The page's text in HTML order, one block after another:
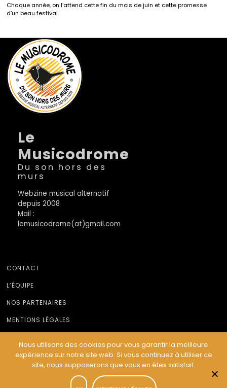
Chaque année, on l’attend cette fin du mois de juin et cette promesse
d’un beau festival
Le
Musicodrome
Du son hors des
murs
Webzine musical alternatif
depuis 2008
Mail :
lemusicodrome(at)gmail.com
CONTACT
L’ÉQUIPE
NOS PARTENAIRES
MENTIONS LÉGALES
© Le Musicodrome 2022 - Webdesign :Cereal Concept
Nous utilisons des cookies pour vous garantir la meilleure
expérience sur notre site web. Si vous continuez à utiliser ce
site, nous supposerons que vous en êtes satisfait.